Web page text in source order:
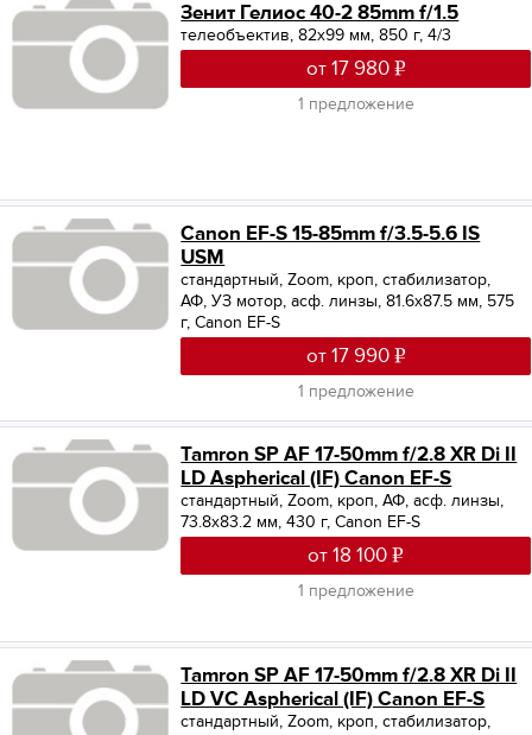
Зенит Гелиос 40-2 85mm f/1.5
телеобъектив, 82x99 мм, 850 г, 4/3
от 17 980
1 предложение
Canon EF-S 15-85mm f/3.5-5.6 IS
USM
стандартный, Zoom, кроп, стабилизатор,
АФ, УЗ мотор, асф. линзы, 81.6x87.5 мм, 575
г, Canon EF-S
от 17 990
1 предложение
Tamron SP AF 17-50mm f/2.8 XR Di II
LD Aspherical (IF) Canon EF-S
стандартный, Zoom, кроп, АФ, асф. линзы,
73.8x83.2 мм, 430 г, Canon EF-S
от 18 100
1 предложение
Tamron SP AF 17-50mm f/2.8 XR Di II
LD VC Aspherical (IF) Canon EF-S
стандартный, Zoom, кроп, стабилизатор,